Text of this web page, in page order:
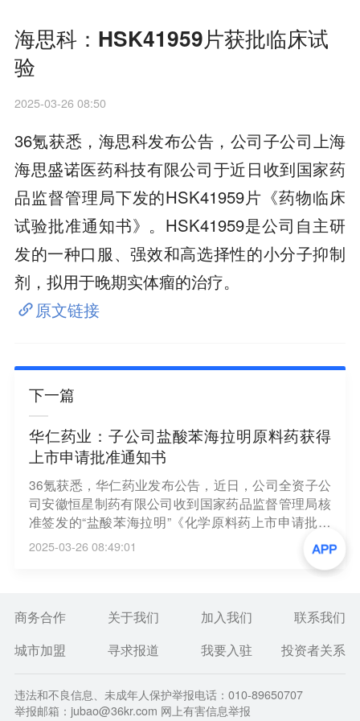
海思科：HSK41959片获批临床试
验
2025-03-26 08:50
36氪获悉，海思科发布公告，公司子公司上海
海思盛诺医药科技有限公司于近日收到国家药
品监督管理局下发的HSK41959片《药物临床
试验批准通知书》。HSK41959是公司自主研
发的一种口服、强效和高选择性的小分子抑制
剂，拟用于晚期实体瘤的治疗。
原文链接
下一篇
华仁药业：子公司盐酸苯海拉明原料药获得
上市申请批准通知书
36氪获悉，华仁药业发布公告，近日，公司全资子公
司安徽恒星制药有限公司收到国家药品监督管理局核
准签发的“盐酸苯海拉明”《化学原料药上市申请批准
通知书》。盐酸苯海拉明为氨基烷基醚类抗组胺药，
用于皮肤病、晕动症、鼻炎及荨麻疹等，近年来作为
2025-03-26 08:49:01
商务合作 关于我们 加入我们
联系我们
城市加盟
寻求报道 我要入驻 投资者关系
违法和不良信息、未成年人保护举报电话：010-89650707
举报邮箱：jubao@36kr.com 网上有害信息举报